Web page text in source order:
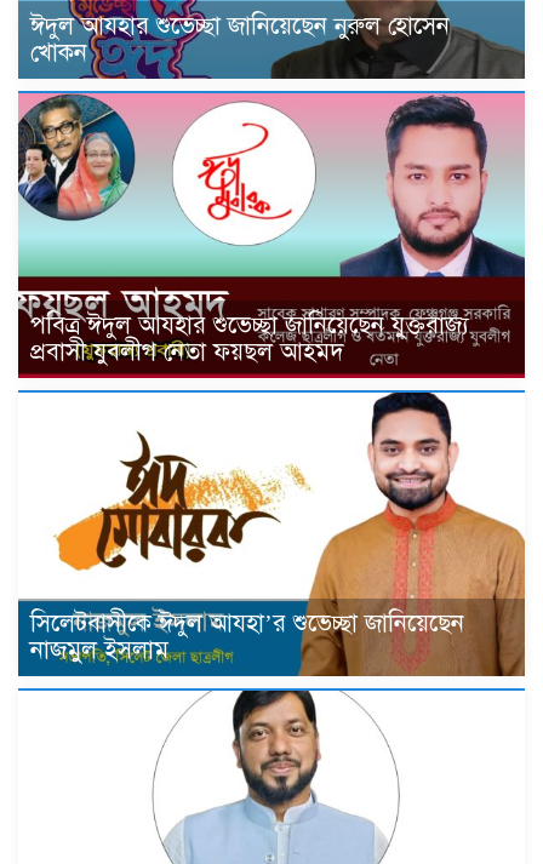
ঈদুল আযহার শুভেচ্ছা জানিয়েছেন নুরুল হোসেন
খোকন
পবিত্র ঈদুল আযহার শুভেচ্ছা জানিয়েছেন যুক্তরাজ্য
প্রবাসী যুবলীগ নেতা ফয়ছল আহমদ
সিলেটবাসীকে ঈদুল আযহা’র শুভেচ্ছা জানিয়েছেন
নাজমুল ইসলাম